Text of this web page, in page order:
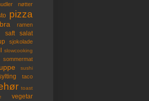
nøtter
pizza
ramen
saft salat
sjokolade
slowcooking
sommermat
sushi
taco
toast
vegetar